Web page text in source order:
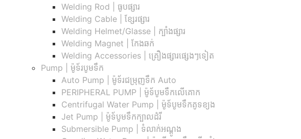
Welding Rod | ធូបផ្សារ
Welding Cable | ខ្សែរផ្សារ
Welding Helmet/Glasse | ក្បាំងផ្សារ
Welding Magnet | កែងឆក់
Welding Accessories | គ្រឿងផ្សារផ្សេងៗទៀត
Pump | ម៉ូទ័របូមទឹក
Auto Pump | ម៉ូទ័រជម្រុញទឹក Auto
PERIPHERAL PUMP | ម៉ូទ័បូមទឹកលើគោក
Centrifugal Water Pump | ម៉ូទ័បូមទឹកគូទខ្យង
Jet Pump | ម៉ូទ័បូមទឹកក្បាលដំរី
Submersible Pump | ទំលាក់អណ្តូង